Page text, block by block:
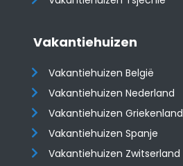
Vakantiehuizen
Vakantiehuizen België
Vakantiehuizen Nederland
Vakantiehuizen Griekenland
Vakantiehuizen Spanje
​​​​​​​Vakantiehuizen Zwitserland